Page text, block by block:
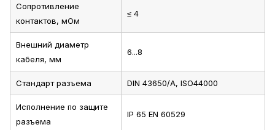
Сопротивление
контактов, мОм
≤ 4
Внешний диаметр
кабеля, мм
6...8
Стандарт разъема DIN 43650/A, ISO44000
Исполнение по защите
разъема
IP 65 EN 60529